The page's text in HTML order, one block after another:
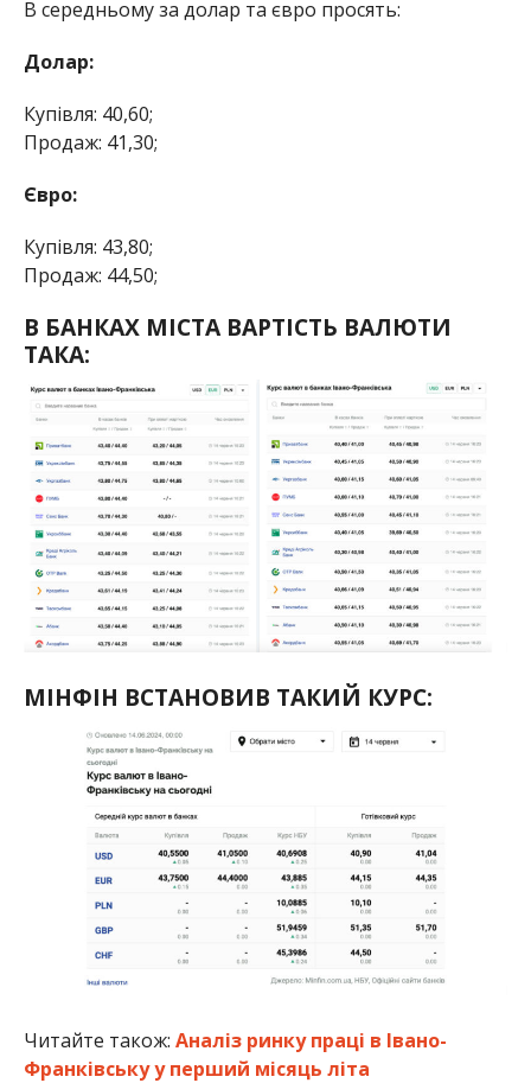
В середньому за долар та євро просять:
Долар:
Купівля: 40,60;
Продаж: 41,30;
Євро:
Купівля: 43,80;
Продаж: 44,50;
В БАНКАХ МІСТА ВАРТІСТЬ ВАЛЮТИ
ТАКА:
МІНФІН ВСТАНОВИВ ТАКИЙ КУРС:
Читайте також: Аналіз ринку праці в Івано-
Франківську у перший місяць літа